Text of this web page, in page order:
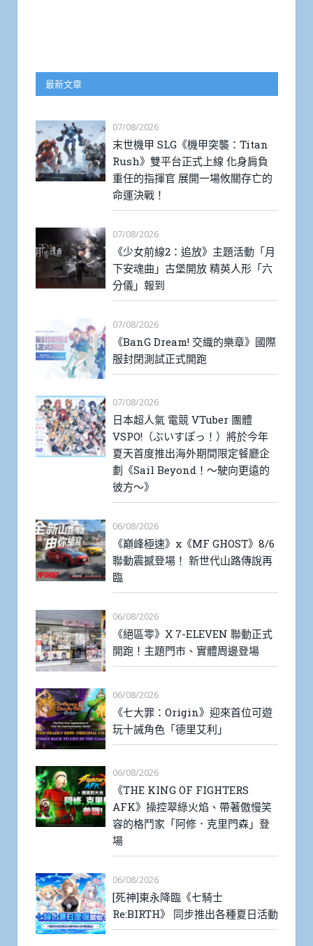
最新文章
07/08/2026
末世機甲 SLG《機甲突襲：Titan
Rush》雙平台正式上線 化身肩負
重任的指揮官 展開一場攸關存亡的
命運決戰！
07/08/2026
《少女前線2：追放》主題活動「月
下安魂曲」古堡開放 精英人形「六
分儀」報到
07/08/2026
《BanG Dream! 交織的樂章》國際
服封閉測試正式開跑
07/08/2026
日本超人氣 電競 VTuber 團體
VSPO!（ぶいすぽっ！）將於今年
夏天首度推出海外期間限定餐廳企
劃《Sail Beyond！～駛向更遠的
彼方～》
06/08/2026
《巔峰極速》x《MF GHOST》8/6
聯動震撼登場！ 新世代山路傳說再
臨
06/08/2026
《絕區零》X 7-ELEVEN 聯動正式
開跑！主題門市、實體周邊登場
06/08/2026
《七大罪：Origin》迎來首位可遊
玩十誡角色「德里艾利」
06/08/2026
《THE KING OF FIGHTERS
AFK》操控翠綠火焰、帶著傲慢笑
容的格鬥家「阿修．克里門森」登
場
06/08/2026
[死神]東永降臨《七騎士
Re:BIRTH》 同步推出各種夏日活動